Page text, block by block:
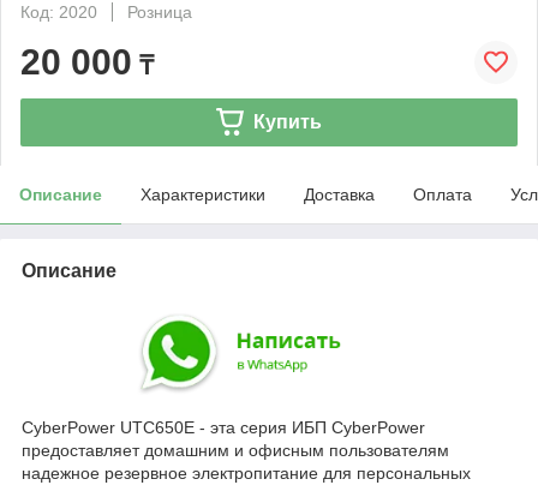
Код: 2020
Розница
20 000 ₸
Купить
Описание Характеристики Доставка Оплата
Описание
CyberPower UTC650E - эта серия ИБП CyberPower
предоставляет домашним и офисным пользователям
надежное резервное электропитание для персональных